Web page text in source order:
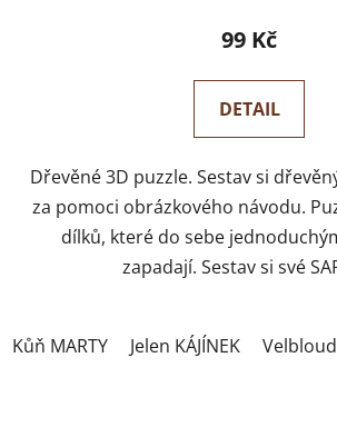
99 Kč
DETAIL
Dřevěné 3D puzzle. Sestav si
za pomoci obrázkového návodu.
dílků, které do sebe
zapadají. Sestav si své
Kůň MARTY Jelen KÁJÍNEK